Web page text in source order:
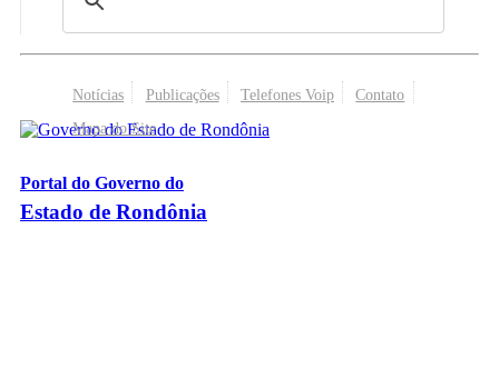
Notícias Publicações Telefones Voip
Contato
Mapa do Site
Portal do Governo do
Estado de Rondônia